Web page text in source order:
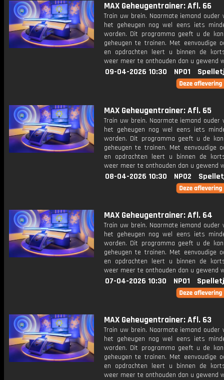
MAX Geheugentrainer: Afl. 66
Train uw brein. Naarmate iemand ouder
het geheugen nog wel eens iets
worden. Dit programma geeft u de
geheugen te trainen. Met eenvoudige
en opdrachten leert u binnen de
weer meer te onthouden dan u gewend
09-04-2026 10:30 NPO1
MAX Geheugentrainer: Afl. 65
Train uw brein. Naarmate iemand ouder
het geheugen nog wel eens iets
worden. Dit programma geeft u de
geheugen te trainen. Met eenvoudige
en opdrachten leert u binnen de
weer meer te onthouden dan u gewend
08-04-2026 10:30 NPO2
MAX Geheugentrainer: Afl. 64
Train uw brein. Naarmate iemand ouder
het geheugen nog wel eens iets
worden. Dit programma geeft u de
geheugen te trainen. Met eenvoudige
en opdrachten leert u binnen de
weer meer te onthouden dan u gewend
07-04-2026 10:30 NPO1
MAX Geheugentrainer: Afl. 63
Train uw brein. Naarmate iemand ouder
het geheugen nog wel eens iets
worden. Dit programma geeft u de
geheugen te trainen. Met eenvoudige
en opdrachten leert u binnen de
weer meer te onthouden dan u gewend